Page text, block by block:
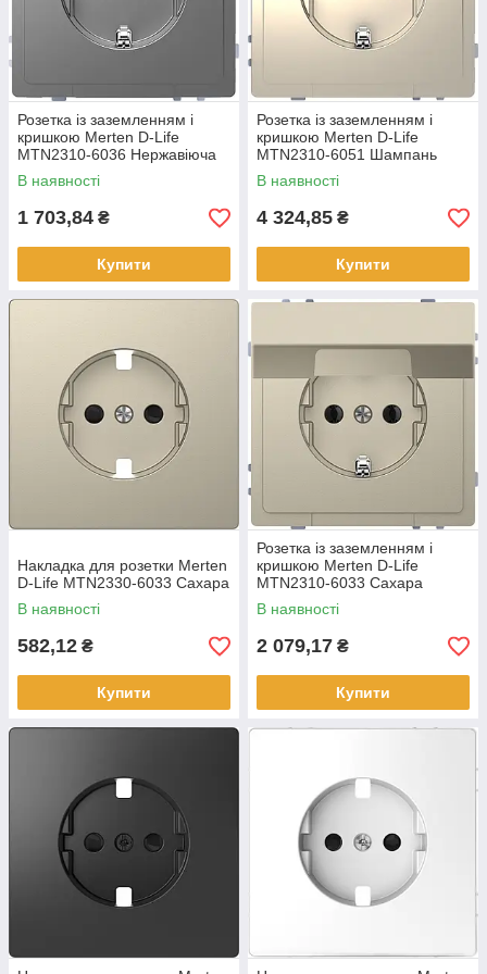
Розетка із заземленням і
кришкою Merten D-Life
MTN2310-6036 Нержавіюча
сталь
В наявності
1 703,84 ₴
Купити
Розетка із заземленням і
кришкою Merten D-Life
MTN2310-6051 Шампань
В наявності
4 324,85 ₴
Купити
Накладка для розетки Merten
D-Life MTN2330-6033 Сахара
В наявності
582,12 ₴
Купити
Розетка із заземленням і
кришкою Merten D-Life
MTN2310-6033 Сахара
В наявності
2 079,17 ₴
Купити